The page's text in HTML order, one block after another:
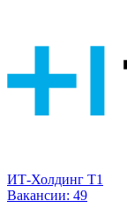
ИТ-Холдинг Т1
Вакансии: 49